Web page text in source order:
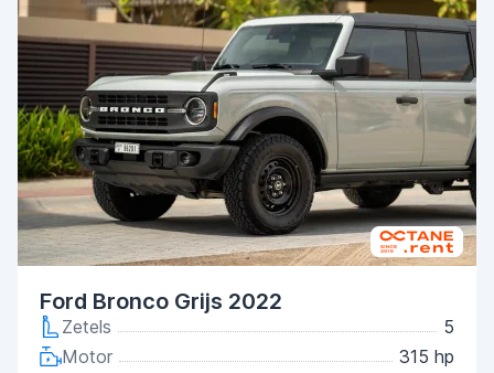
Ford Bronco Grijs 2022
Zetels
5
Motor
315 hp